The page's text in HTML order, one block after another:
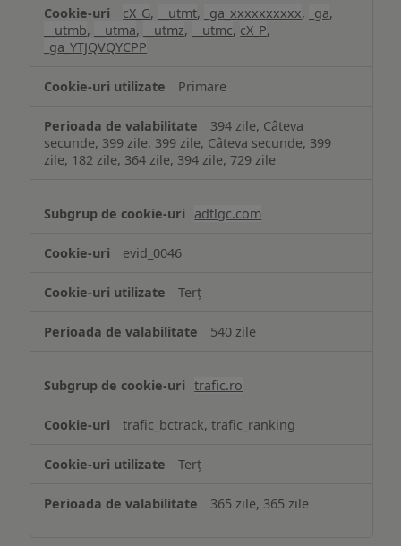
cX_G, __utmt, _ga_xxxxxxxxxx, _ga,
__utmb, __utma, __utmz, __utmc, cX_P,
_ga_YTJQVQYCPP
Primare
394 zile, Câteva
secunde, 399 zile, 399 zile, Câteva secunde, 399
zile, 182 zile, 364 zile, 394 zile, 729 zile
adtlgc.com
evid_0046
Terț
540 zile
trafic.ro
trafic_bctrack, trafic_ranking
Terț
365 zile, 365 zile